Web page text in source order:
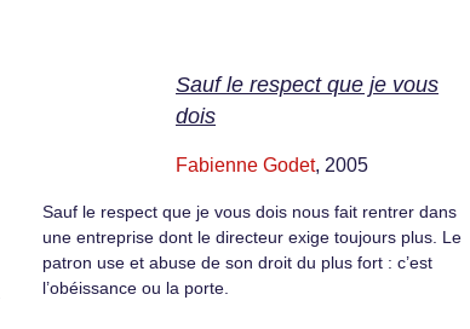
Sauf le respect que je vous
dois
Fabienne Godet, 2005
Sauf le respect que je vous dois nous fait rentrer dans
une entreprise dont le directeur exige toujours plus. Le
patron use et abuse de son droit du plus fort : c’est
l’obéissance ou la porte.